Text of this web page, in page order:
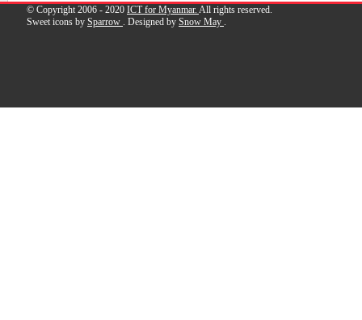
© Copyright 2006 - 2020 ICT for Myanmar. All rights reserved.
Sweet icons by Sparrow . Designed by Snow May .